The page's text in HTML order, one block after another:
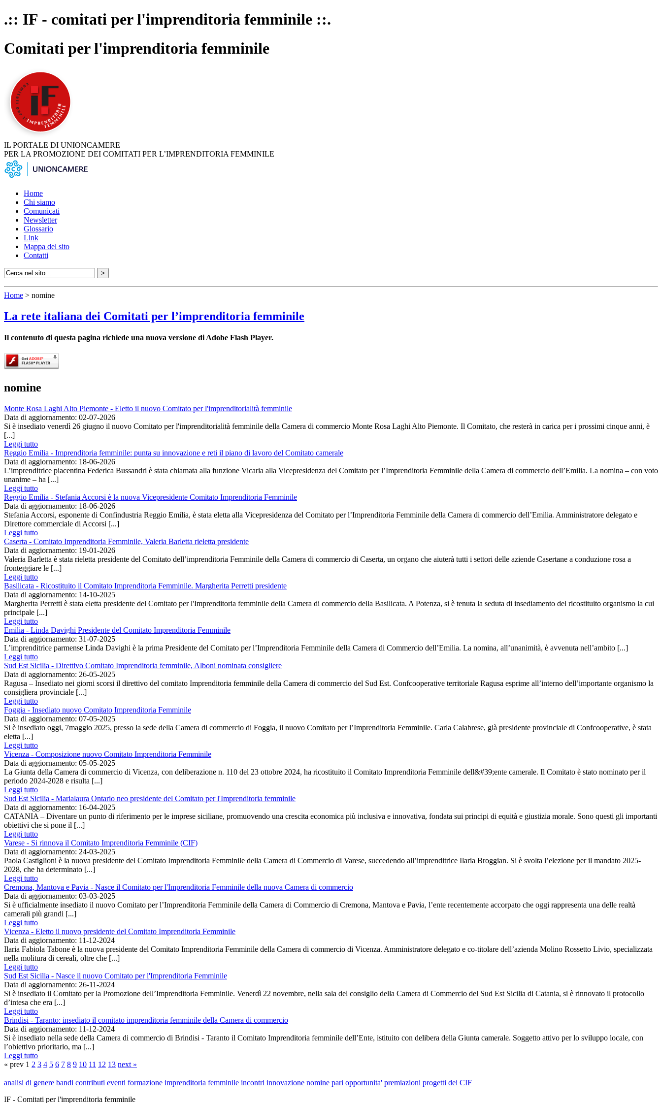
.:: IF - comitati per l'imprenditoria femminile ::.
Comitati per l'imprenditoria femminile
IL PORTALE DI UNIONCAMERE
PER LA PROMOZIONE DEI COMITATI PER L’IMPRENDITORIA FEMMINILE
Home
Chi siamo
Comunicati
Newsletter
Glossario
Link
Mappa del sito
Contatti
Home > nomine
La rete italiana dei Comitati per l’imprenditoria femminile
Il contenuto di questa pagina richiede una nuova versione di Adobe Flash Player.
nomine
Monte Rosa Laghi Alto Piemonte - Eletto il nuovo Comitato per l'imprenditorialità femminile
Data di aggiornamento: 02-07-2026
Si è insediato venerdì 26 giugno il nuovo Comitato per l'imprenditorialità femminile della Camera di commercio Monte Rosa Laghi Alto Piemonte. Il Comitato, che resterà in carica per i prossimi cinque anni, è
[...]
Leggi tutto
Reggio Emilia - Imprenditoria femminile: punta su innovazione e reti il piano di lavoro del Comitato camerale
Data di aggiornamento: 18-06-2026
L’imprenditrice piacentina Federica Bussandri è stata chiamata alla funzione Vicaria alla Vicepresidenza del Comitato per l’Imprenditoria Femminile della Camera di commercio dell’Emilia. La nomina – con voto
unanime – ha [...]
Leggi tutto
Reggio Emilia - Stefania Accorsi è la nuova Vicepresidente Comitato Imprenditoria Femminile
Data di aggiornamento: 18-06-2026
Stefania Accorsi, esponente di Confindustria Reggio Emilia, è stata eletta alla Vicepresidenza del Comitato per l’Imprenditoria Femminile della Camera di commercio dell’Emilia. Amministratore delegato e
Direttore commerciale di Accorsi [...]
Leggi tutto
Caserta - Comitato Imprenditoria Femminile, Valeria Barletta rieletta presidente
Data di aggiornamento: 19-01-2026
Valeria Barletta è stata rieletta presidente del Comitato dell’imprenditoria Femminile della Camera di commercio di Caserta, un organo che aiuterà tutti i settori delle aziende Casertane a conduzione rosa a
fronteggiare le [...]
Leggi tutto
Basilicata - Ricostituito il Comitato Imprenditoria Femminile. Margherita Perretti presidente
Data di aggiornamento: 14-10-2025
Margherita Perretti è stata eletta presidente del Comitato per l'Imprenditoria femminile della Camera di commercio della Basilicata. A Potenza, si è tenuta la seduta di insediamento del ricostituito organismo la cui
principale [...]
Leggi tutto
Emilia - Linda Davighi Presidente del Comitato Imprenditoria Femminile
Data di aggiornamento: 31-07-2025
L’imprenditrice parmense Linda Davighi è la prima Presidente del Comitato per l’Imprenditoria Femminile della Camera di Commercio dell’Emilia. La nomina, all’unanimità, è avvenuta nell’ambito [...]
Leggi tutto
Sud Est Sicilia - Direttivo Comitato Imprenditoria femminile, Alboni nominata consigliere
Data di aggiornamento: 26-05-2025
Ragusa – Insediato nei giorni scorsi il direttivo del comitato Imprenditoria femminile della Camera di commercio del Sud Est. Confcooperative territoriale Ragusa esprime all’interno dell’importante organismo la
consigliera provinciale [...]
Leggi tutto
Foggia - Insediato nuovo Comitato Imprenditoria Femminile
Data di aggiornamento: 07-05-2025
Si è insediato oggi, 7maggio 2025, presso la sede della Camera di commercio di Foggia, il nuovo Comitato per l’Imprenditoria Femminile. Carla Calabrese, già presidente provinciale di Confcooperative, è stata
eletta [...]
Leggi tutto
Vicenza - Composizione nuovo Comitato Imprenditoria Femminile
Data di aggiornamento: 05-05-2025
La Giunta della Camera di commercio di Vicenza, con deliberazione n. 110 del 23 ottobre 2024, ha ricostituito il Comitato Imprenditoria Femminile dell&#39;ente camerale. Il Comitato è stato nominato per il
periodo 2024-2028 e risulta [...]
Leggi tutto
Sud Est Sicilia - Marialaura Ontario neo presidente del Comitato per l'Imprenditoria femminile
Data di aggiornamento: 16-04-2025
CATANIA – Diventare un punto di riferimento per le imprese siciliane, promuovendo una crescita economica più inclusiva e innovativa, fondata sui principi di equità e giustizia morale. Sono questi gli importanti
obiettivi che si pone il [...]
Leggi tutto
Varese - Si rinnova il Comitato Imprenditoria Femminile (CIF)
Data di aggiornamento: 24-03-2025
Paola Castiglioni è la nuova presidente del Comitato Imprenditoria Femminile della Camera di Commercio di Varese, succedendo all’imprenditrice Ilaria Broggian. Si è svolta l’elezione per il mandato 2025-
2028, che ha determinato [...]
Leggi tutto
Cremona, Mantova e Pavia - Nasce il Comitato per l'Imprenditoria Femminile della nuova Camera di commercio
Data di aggiornamento: 03-03-2025
Si è ufficialmente insediato il nuovo Comitato per l’Imprenditoria Femminile della Camera di Commercio di Cremona, Mantova e Pavia, l’ente recentemente accorpato che oggi rappresenta una delle realtà
camerali più grandi [...]
Leggi tutto
Vicenza - Eletto il nuovo presidente del Comitato Imprenditoria Femminile
Data di aggiornamento: 11-12-2024
Ilaria Fabiola Tabone è la nuova presidente del Comitato Imprenditoria Femminile della Camera di commercio di Vicenza. Amministratore delegato e co-titolare dell’azienda Molino Rossetto Livio, specializzata
nella molitura di cereali, oltre che [...]
Leggi tutto
Sud Est Sicilia - Nasce il nuovo Comitato per l'Imprenditoria Femminile
Data di aggiornamento: 26-11-2024
Si è insediato il Comitato per la Promozione dell’Imprenditoria Femminile. Venerdì 22 novembre, nella sala del consiglio della Camera di Commercio del Sud Est Sicilia di Catania, si è rinnovato il protocollo
d’intesa che era [...]
Leggi tutto
Brindisi - Taranto: insediato il comitato imprenditoria femminile della Camera di commercio
Data di aggiornamento: 11-12-2024
Si è insediato nella sede della Camera di commercio di Brindisi - Taranto il Comitato Imprenditoria femminile dell’Ente, istituito con delibera della Giunta camerale. Soggetto attivo per lo sviluppo locale, con
l’obiettivo prioritario, ma [...]
Leggi tutto
« prev 1 2 3 4 5 6 7 8 9 10 11 12 13 next »
analisi di genere bandi contributi eventi formazione imprenditoria femminile incontri innovazione nomine pari opportunita' premiazioni progetti dei CIF
IF - Comitati per l'imprenditoria femminile